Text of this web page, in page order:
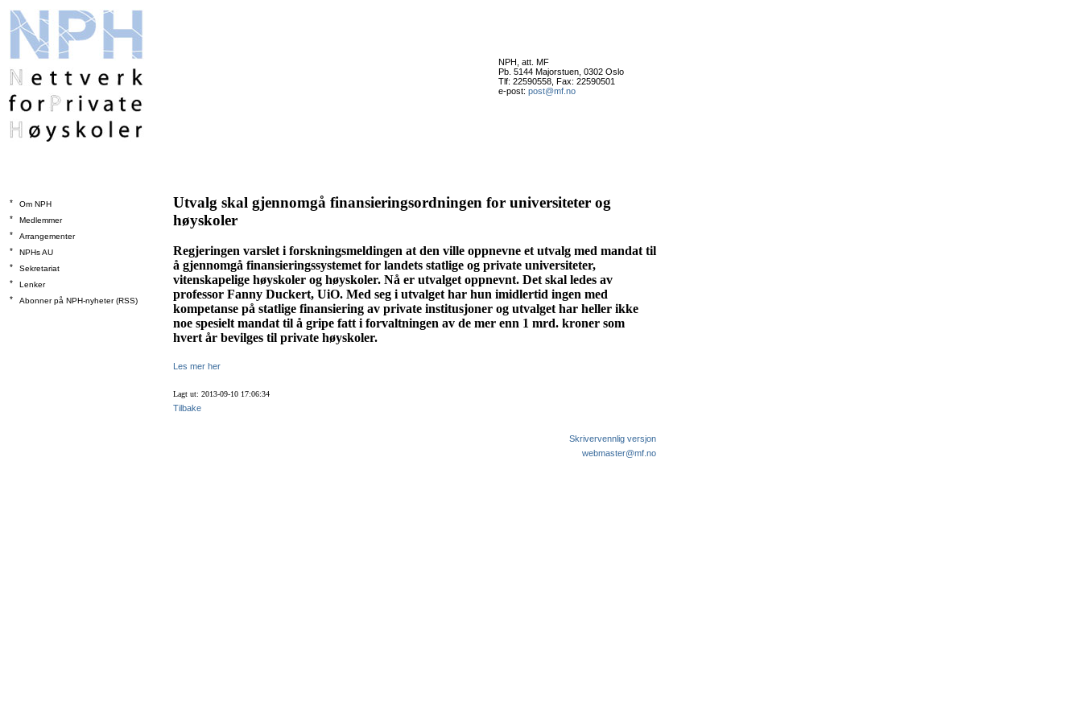
NPH, att. MF
Pb. 5144 Majorstuen, 0302 Oslo
Tlf: 22590558, Fax: 22590501
e-post: post@mf.no
*
Om NPH
*
Medlemmer
*
Arrangementer
*
NPHs AU
*
Sekretariat
*
Lenker
*
Abonner på NPH-nyheter (RSS)
Utvalg skal gjennomgå finansieringsordningen for universiteter og
høyskoler
Regjeringen varslet i forskningsmeldingen at den ville oppnevne et utvalg med mandat til
å gjennomgå finansieringssystemet for landets statlige og private universiteter,
vitenskapelige høyskoler og høyskoler. Nå er utvalget oppnevnt. Det skal ledes av
professor Fanny Duckert, UiO. Med seg i utvalget har hun imidlertid ingen med
kompetanse på statlige finansiering av private institusjoner og utvalget har heller ikke
noe spesielt mandat til å gripe fatt i forvaltningen av de mer enn 1 mrd. kroner som
hvert år bevilges til private høyskoler.
Les mer her
Lagt ut: 2013-09-10 17:06:34
Tilbake
Skrivervennlig versjon
webmaster@mf.no